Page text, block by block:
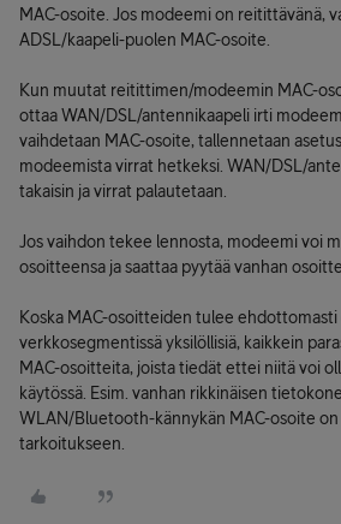
MAC-osoite. Jos modeemi on reitittävänä,
ADSL/kaapeli-puolen MAC-osoite.
Kun muutat reitittimen/modeemin MAC-
ottaa WAN/DSL/antennikaapeli irti
vaihdetaan MAC-osoite, tallennetaan
modeemista virrat hetkeksi. WAN/DSL/
takaisin ja virrat palautetaan.
Jos vaihdon tekee lennosta, modeemi voi
osoitteensa ja saattaa pyytää vanhan
Koska MAC-osoitteiden tulee ehdottomasti
verkkosegmentissä yksilöllisiä, kaikkein
MAC-osoitteita, joista tiedät ettei niitä voi
käytössä. Esim. vanhan rikkinäisen
WLAN/Bluetooth-kännykän MAC-osoite
tarkoitukseen.